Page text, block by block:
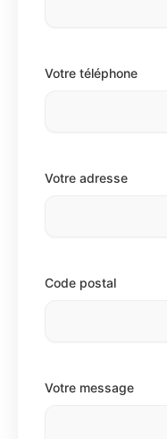
Votre téléphone
Votre adresse
Code postal
Votre message